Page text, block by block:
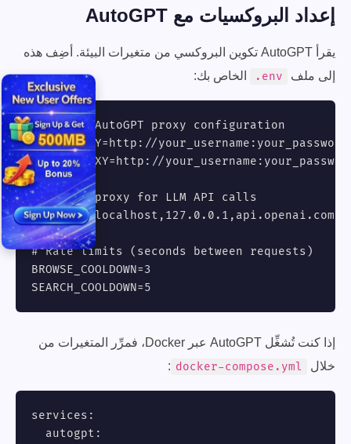
إعداد البروكسيات مع AutoGPT
يقرأ AutoGPT تكوين البروكسي من متغيرات البيئة. أضِف هذه
إلى ملف
.env الخاص بك:
# .env - AutoGPT proxy configuration
HTTP_PROXY=http://your_username:
HTTPS_PROXY=http://your_username:
# Bypass proxy for LLM API calls
NO_PROXY=localhost,127.0.0.1,api.openai.com
# Rate limits (seconds between requests)
BROWSE_COOLDOWN=3
SEARCH_COOLDOWN=5
إذا كنت تُشغِّل AutoGPT عبر Docker، فمرِّر المتغيرات من
خلال
docker-compose.yml
:
services:
  autogpt: